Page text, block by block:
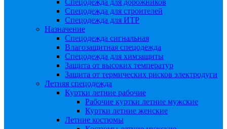
Спецодежда для дорожников
Спецодежда для строителей
Спецодежда для ИТР
Назначение
Спецодежда сигнальная
Влагозащитная спецодежда
Спецодежда для химзащиты
Защита от высоких температур
Защита от термических рисков электродуги
Летняя спецодежда
Куртки летние рабочие
Рабочие куртки летние мужские
Куртки летние женские
Летние костюмы